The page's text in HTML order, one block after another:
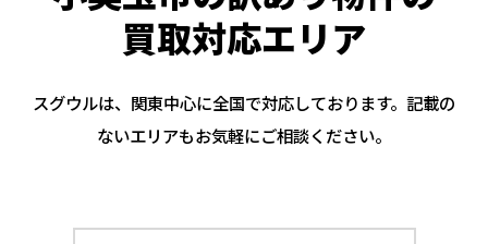
買取対応エリア
スグウルは、関東中心に全国で対応しております。記載の
ないエリアもお気軽にご相談ください。